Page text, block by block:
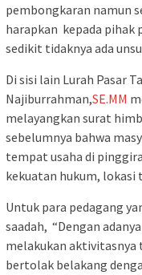
pembongkaran namun
harapkan kepada pihak
sedikit tidaknya ada
Di sisi lain Lurah Pasar
Najiburrahman,SE.MM
melayangkan surat
sebelumnya bahwa
tempat usaha di
kekuatan hukum, lokasi
Untuk para pedagang
saadah, “Dengan
melakukan aktivitasnya
bertolak belakang